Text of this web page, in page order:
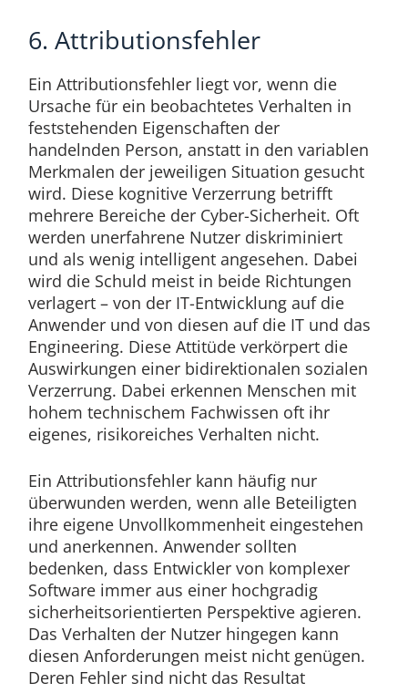
6. Attributionsfehler
Ein Attributionsfehler liegt vor, wenn die
Ursache für ein beobachtetes Verhalten in
feststehenden Eigenschaften der
handelnden Person, anstatt in den variablen
Merkmalen der jeweiligen Situation gesucht
wird. Diese kognitive Verzerrung betrifft
mehrere Bereiche der Cyber-Sicherheit. Oft
werden unerfahrene Nutzer diskriminiert
und als wenig intelligent angesehen. Dabei
wird die Schuld meist in beide Richtungen
verlagert – von der IT-Entwicklung auf die
Anwender und von diesen auf die IT und das
Engineering. Diese Attitüde verkörpert die
Auswirkungen einer bidirektionalen sozialen
Verzerrung. Dabei erkennen Menschen mit
hohem technischem Fachwissen oft ihr
eigenes, risikoreiches Verhalten nicht.
Ein Attributionsfehler kann häufig nur
überwunden werden, wenn alle Beteiligten
ihre eigene Unvollkommenheit eingestehen
und anerkennen. Anwender sollten
bedenken, dass Entwickler von komplexer
Software immer aus einer hochgradig
sicherheitsorientierten Perspektive agieren.
Das Verhalten der Nutzer hingegen kann
diesen Anforderungen meist nicht genügen.
Deren Fehler sind nicht das Resultat